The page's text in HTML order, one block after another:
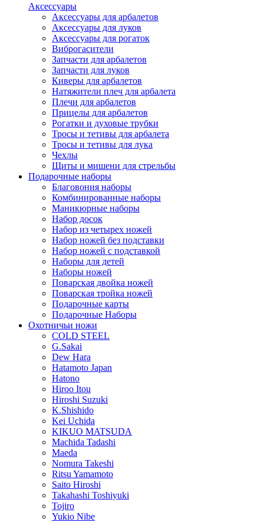
Аксессуары
Аксессуары для арбалетов
Аксессуары для луков
Аксессуары для рогаток
Виброгасители
Запчасти для арбалетов
Запчасти для луков
Киверы для арбалетов
Натяжители плеч для арбалета
Плечи для арбалетов
Прицелы для арбалетов
Рогатки и духовые трубки
Тросы и тетивы для арбалета
Тросы и тетивы для лука
Чехлы
Щиты и мишени для стрельбы
Подарочные наборы
Благовония наборы
Комбинированные наборы
Маникюрные наборы
Набор досок
Набор из четырех ножей
Набор ножей без подставки
Набор ножей с подставкой
Наборы для детей
Наборы ножей
Поварская двойка ножей
Поварская тройка ножей
Подарочные карты
Подарочные Наборы
Охотничьи ножи
COLD STEEL
G.Sakai
Dew Hara
Hatamoto Japan
Hatono
Hiroo Itou
Hiroshi Suzuki
K.Shishido
Kei Uchida
KIKUO MATSUDA
Machida Tadashi
Maeda
Nomura Takeshi
Ritsu Yamamoto
Saito Hiroshi
Takahashi Toshiyuki
Tojiro
Yukio Nibe